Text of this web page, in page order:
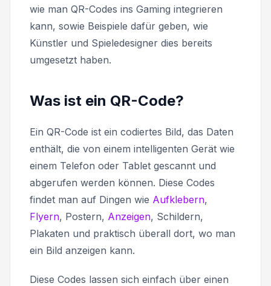
wie man QR-Codes ins Gaming integrieren
kann, sowie Beispiele dafür geben, wie
Künstler und Spieledesigner dies bereits
umgesetzt haben.
Was ist ein QR-Code?
Ein QR-Code ist ein codiertes Bild, das Daten
enthält, die von einem intelligenten Gerät wie
einem Telefon oder Tablet gescannt und
abgerufen werden können. Diese Codes
findet man auf Dingen wie Aufklebern,
Flyern, Postern, Anzeigen, Schildern,
Plakaten und praktisch überall dort, wo man
ein Bild anzeigen kann.
Diese Codes lassen sich einfach über einen